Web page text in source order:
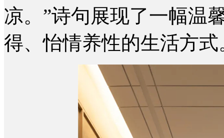
凉。”诗句展现了一幅温
得、怡情养性的生活方